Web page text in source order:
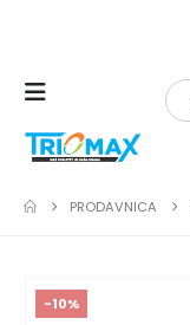
PRODAVNICA
-10%